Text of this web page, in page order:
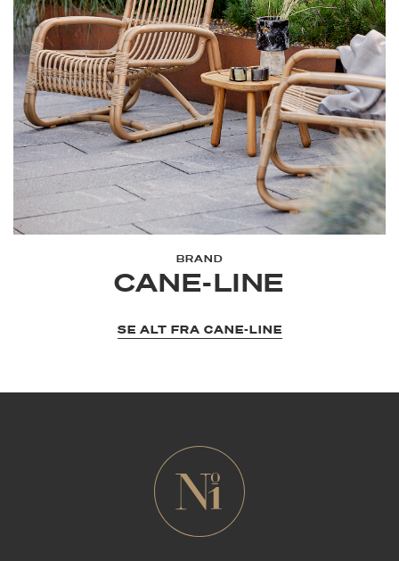
BRAND
CANE-LINE
SE ALT FRA CANE-LINE